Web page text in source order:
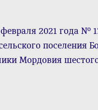
2021 года №
поселения
Мордовия